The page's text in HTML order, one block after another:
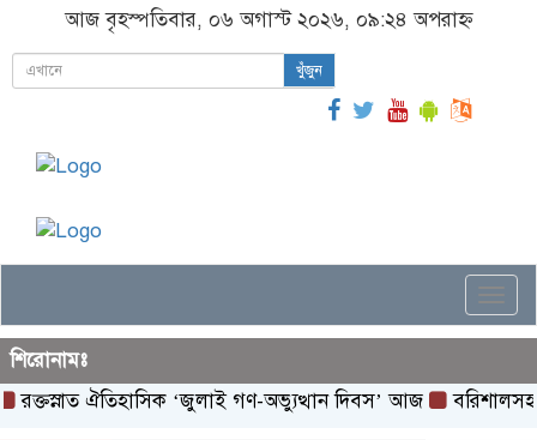
আজ বৃহস্পতিবার, ০৬ অগাস্ট ২০২৬, ০৯:২৪ অপরাহ্ন
খুঁজুন
শিরোনামঃ
ঐতিহাসিক ‌‘জুলাই গণ-অভ্যুত্থান দিবস’ আজ
বরিশালসহ